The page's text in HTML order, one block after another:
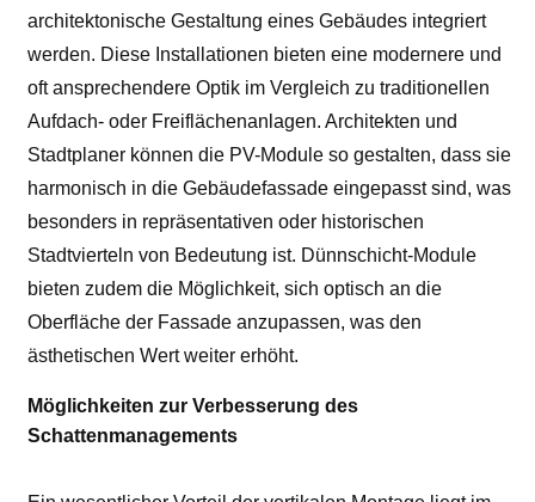
architektonische Gestaltung eines Gebäudes integriert
werden. Diese Installationen bieten eine modernere und
oft ansprechendere Optik im Vergleich zu traditionellen
Aufdach- oder Freiflächenanlagen. Architekten und
Stadtplaner können die PV-Module so gestalten, dass sie
harmonisch in die Gebäudefassade eingepasst sind, was
besonders in repräsentativen oder historischen
Stadtvierteln von Bedeutung ist. Dünnschicht-Module
bieten zudem die Möglichkeit, sich optisch an die
Oberfläche der Fassade anzupassen, was den
ästhetischen Wert weiter erhöht.
Möglichkeiten zur Verbesserung des
Schattenmanagements